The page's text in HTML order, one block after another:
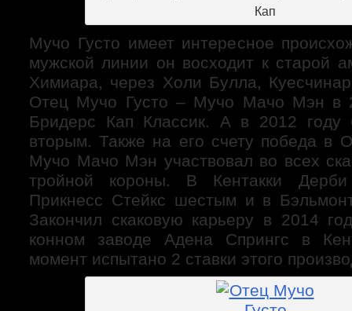
Кап
Мучо Густо имеет интересное
мужской линии он восходит к старой
Химиара, через Холи Булла,
Отец Мучо Густо – Мучо Мачо Мэн в
Бридерс Кап Классик. А в 2012
вторым. Также на его счету победа в
Мучо Мачо Мэн участвовал во всех
тройной короны. В Кентакки
Прикнесс Стейкс шестым и в
Закончил скаковую карьеру в 2014
конном заводе Адена Спрингс в
момент испытано 2 ставки этого